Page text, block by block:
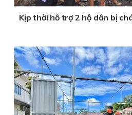
Kịp thời hỗ trợ 2 hộ dân bị